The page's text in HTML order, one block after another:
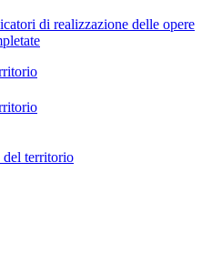
di realizzazione delle opere
del territorio